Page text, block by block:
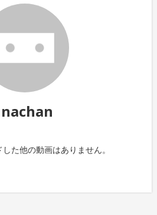
た他の動画はありません。